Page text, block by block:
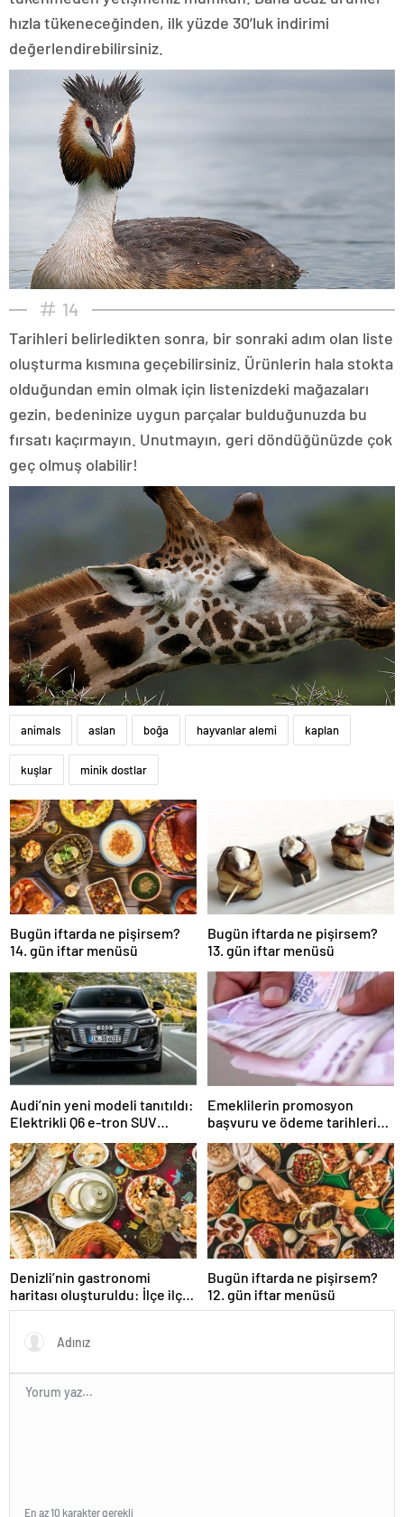
hızla tükeneceğinden, ilk yüzde 30’luk indirimi
değerlendirebilirsiniz.
14
Tarihleri belirledikten sonra, bir sonraki adım olan liste
oluşturma kısmına geçebilirsiniz. Ürünlerin hala stokta
olduğundan emin olmak için listenizdeki mağazaları
gezin, bedeninize uygun parçalar bulduğunuzda bu
fırsatı kaçırmayın. Unutmayın, geri döndüğünüzde çok
geç olmuş olabilir!
animals aslan boğa hayvanlar alemi kaplan
kuşlar minik dostlar
Bugün iftarda ne pişirsem?
14. gün iftar menüsü
Bugün iftarda ne pişirsem?
13. gün iftar menüsü
Audi’nin yeni modeli tanıtıldı:
Elektrikli Q6 e-tron SUV
yüzde 15 fiyat avantajı ile
geliyor…
Emeklilerin promosyon
başvuru ve ödeme tarihleri
belli oldu: Hangi banka
emekliye ne kadar
promosyon veriyor?
Denizli’nin gastronomi
haritası oluşturuldu: İlçe ilçe
lezzet haritasi
Bugün iftarda ne pişirsem?
12. gün iftar menüsü
En az 10 karakter gerekli